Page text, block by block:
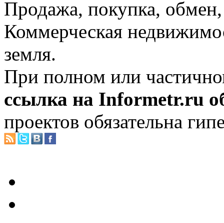
Продажа, покупка, обмен,
Коммерческая
земля.
При полном или
ссылка на Informetr.ru
проектов обязательна